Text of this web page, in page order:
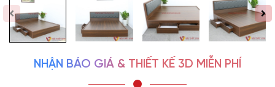
NHẬN BÁO GIÁ & THIẾT KẾ 3D MIỄN PHÍ